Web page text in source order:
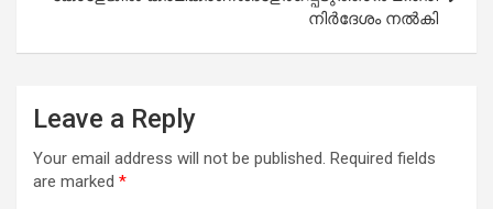
നിര്‍ദേശം നല്‍കി
Leave a Reply
Your email address will not be published. Required fields
are marked *